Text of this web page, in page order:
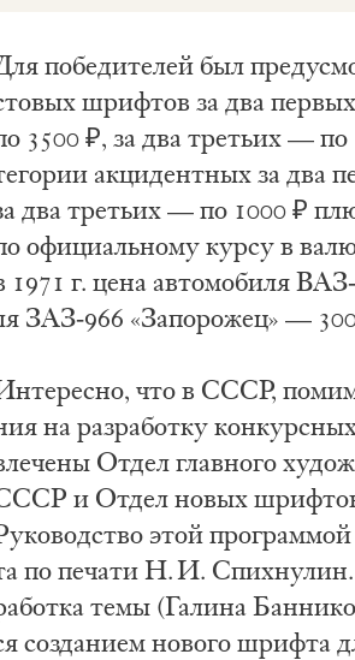
по­бе­ди­те­лей был
шриф­тов за два
3500 ₽, за два тре­тьих —
ак­ци­дент­ных за два
два тре­тьих — по 1000 ₽
офи­ци­аль­но­му кур­су в
1971 г. це­на ав­то­мо­би­ля
ЗАЗ-966 «За­по­ро­жец» —
что в СССР,
на раз­ра­бот­ку
От­дел глав­но­го
и От­дел но­вых
этой
по пе­ча­ти Н. И.
те­мы (Га­ли­на
со­зда­ни­ем но­во­го шриф­та